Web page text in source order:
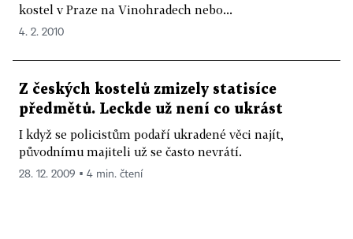
3. Vodní hamr Dobřív,
4. Jízdárna ve Světcích;
j) v hlavním městě Praze
kostel v Praze na Vinohradech nebo...
4. 2. 2010
Z českých kostelů zmizely statisíce
předmětů. Leckde už není co ukrást
I když se policistům podaří ukradené věci najít,
původnímu majiteli už se často nevrátí.
28. 12. 2009 ▪ 4 min. čtení